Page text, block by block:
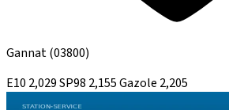
Gannat(03800)
E10 2,029SP98 2,155Gazole 2,205